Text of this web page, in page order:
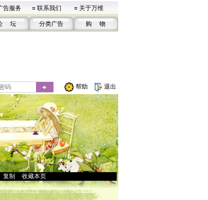
告服务 联系我们 关于万维
坛 分类广告 购 物
帮助 退出
复制 收藏本页